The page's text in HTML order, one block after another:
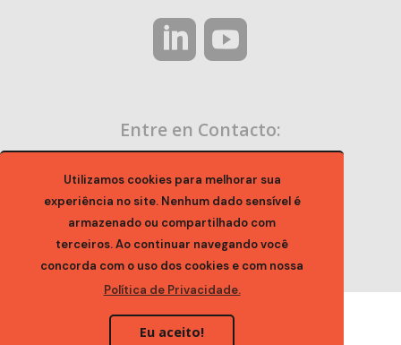
Utilizamos cookies para melhorar sua
experiência no site. Nenhum dado sensível é
armazenado ou compartilhado com
terceiros. Ao continuar navegando você
concorda com o uso dos cookies e com nossa
Política de Privacidade.
Eu aceito!
Entre en Contacto:
contato@ocaa.org.br